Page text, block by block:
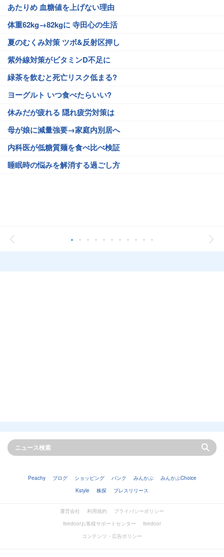
あたりめ 血糖値を上げない理由
体重62kg→82kgに 寺田心の生活
夏のむくみ対策 ツボ&反射区押し
紫外線対策がビタミンD不足に
緑茶を飲むと死亡リスク低まる?
ヨーグルト いつ食べたらいい?
休みだが疲れる 隠れ疲労対策は
母が娘に減量強要→家庭内別居へ
内科医が低糖質麺を食べ比べ検証
睡眠時の悩みを解消する過ごし方
Peachy ブログ ショッピング バンク みんかぶ
みんかぶChoice
Kstyle
株探 プレスリリース
運営会社 利用規約
プライバシーポリシー
livedoorお客様サポートセンター
livedoor
コンテンツ・広告ポリシー